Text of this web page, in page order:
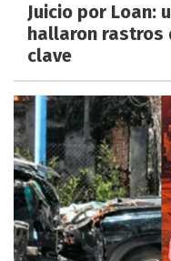
Juicio por Loan:
hallaron rastros
clave